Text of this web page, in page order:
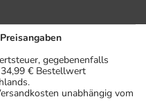
nach Art der
Erkrankung und wird
Die
von Patienten mit
und von
gegebenenfalls
34,99 € Bestellwert
unabhängig vom